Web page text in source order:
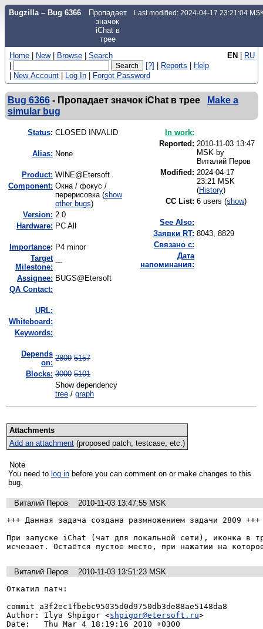
Bugzilla – Bug 6366
Пропадает
значок
iChat в
трее
Last modified: 2024-04-17 23:21:04
EN | RU
Home | New | Browse | Search
|
[?] | Reports | Help
| New Account | Log In | Forgot Password
Bug 6366 - Пропадает значок iChat в трее
Make a
simular bug
Status: CLOSED INVALID
Alias: None
Product: WINE@Etersoft
Component: Окна / фокус /
перерисовка (show
other bugs)
Version: 2.0
Hardware: PC All
mportance: P4 minor
Target
Milestone:
---
Assignee: BUGS@Etersoft
QA Contact:
URL:
Whiteboard:
Keywords:
Depends
on:
2809 5157
Blocks: 3000 5101
Show dependency
tree / graph
In work:
Reported: 2010-11-03 13:47
MSK by
Виталий Перов
Modified: 2024-04-17
23:21 MSK
(History)
CC List: 6 users (show)
See Also:
Заявки RT: 8043, 8829
Связано с:
Дата
напоминания:
Attachments
Add an attachment(proposed patch, testcase, etc.)
Note
You need to log in
bug.
Виталий Перов
2010-11-03 13:47:55 MSK
+++ Данная задача создана размножением задачи 2809 +++
При запуске iChat (чат для локальной сети), иконка в
исчезает. Остаётся пустое место, при нажатии на
Виталий Перов
2010-11-03 13:51:23 MSK
Откатил патч:
commit a3f2ec1fbebc95035d0d9750db3de88ae5148da8
Author: Ilya Shpigor <shpigor@etersoft.ru>
Date:   Thu Mar 4 18:19:16 2010 +0300